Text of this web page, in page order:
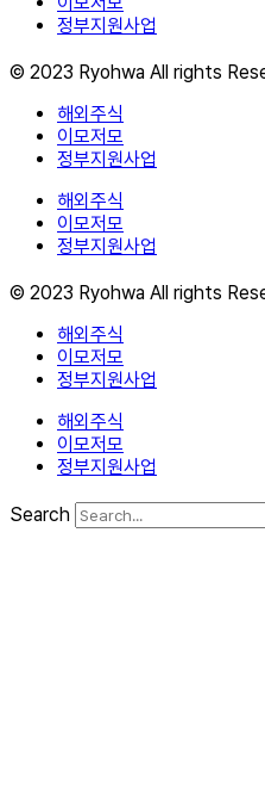
정부지원사업
© 2023 Ryohwa All rights
해외주식
이모저모
정부지원사업
해외주식
이모저모
정부지원사업
© 2023 Ryohwa All rights
해외주식
이모저모
정부지원사업
해외주식
이모저모
정부지원사업
Search